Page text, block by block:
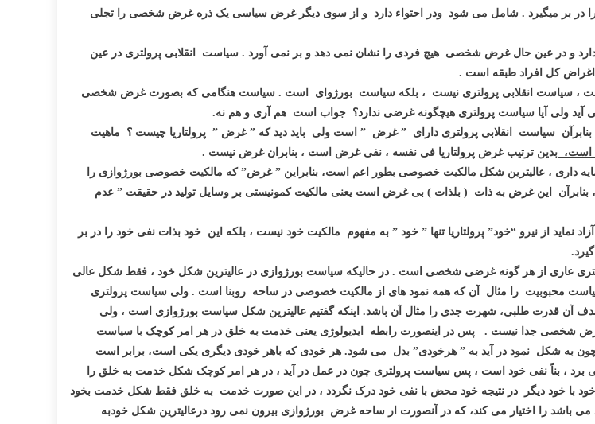
در بر میگیرد . شامل می شود ودر احتواء دارد و از سوی دیگر غرض سیاسی یک ذره غرض شخصی را تجلی
در عین حال غرض شخصی هیچ فردی را نشان نمی دهد و بر نمی آورد . سیاست انقلابی پرولتری در عین
کل افراد طبقه است .
، سیاست انقلابی پرولتری نیست ، بلکه سیاست بورژوای است . سیاست هنگامی که بصورت غرض شخصی
ولی آیا سیاست پرولتری هیچگونه غرضی ندارد؟ جواب است هم آری و هم نه.
سیاست انقلابی پرولتری دارای ” غرض ” است ولی باید دید که ” غرض ” پرولتاریا چیست ؟ ماهیت
است، بدین ترتیب غرض پرولتاریا فی نفسه ، نفی غرض است ، بنابران غرض نیست .
، عالیترین شکل مالکیت خصوصی بطور اعم است، بنابراین ” غرض” که مالکیت خصوصی بورژوازی را
این غرض به ذات ( بلذات ) بی غرض است یعنی مالکیت کمونیستی بر وسایل تولید در حقیقت ” عدم
نماید از نیرو “خود” پرولتاریا تنها ” خود ” به مفهوم مالکیت خود نیست ، بلکه این خود بذات نفی خود را در بر
عاری از هر گونه غرضی شخصی است . در حالیکه سیاست بورژوازی در عالیترین شکل خود ، فقط شکل عالی
محبوبیت را مثال آن که همه نمود های از مالکیت خصوصی در ساحه روبنا است . ولی سیاست پرولتری
هدف آن قدرت طلبی، شهرت جدی را مثال آن باشد. اینکه گفتیم عالیترین شکل سیاست بورژوازی است ، ولی
جدا نیست . پس در اینصورت رابطه ایدیولوژی یعنی خدمت به خلق در هر امر کوچک با سیاست
به شکل نمود در آید به ” هرخودی” بدل می شود. هر خودی که باهر خودی دیگری یکی است، برابر است
برد ، بناً نفی خود است ، پس سیاست پرولتری چون در عمل در آید ، در هر امر کوچک شکل خدمت به خلق را
با خود دیگر در نتیجه خود محض با نفی خود درک نگردد ، در این صورت خدمت به خلق فقط شکل خدمت بخود
باشد را اختیار می کند، که در آنصورت ار ساحه غرض بورژوازی بیرون نمی رود درعالیترین شکل خودبه